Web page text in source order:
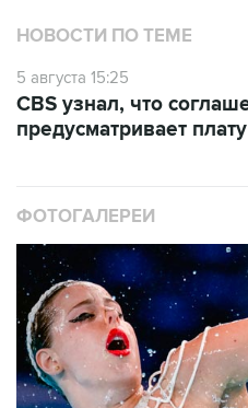
НОВОСТИ ПО ТЕМЕ
5 августа 15:25
CBS узнал, что
предусматривает
ФОТОГАЛЕРЕИ